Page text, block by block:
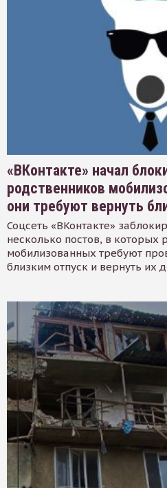
«ВКонтакте» начал
родственников
они требуют вернуть
Соцсеть «ВКонтакте»
несколько постов, в которых
мобилизованных требуют
близким отпуск и вернуть их